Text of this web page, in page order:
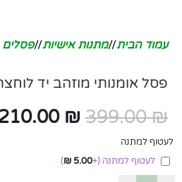
עמוד הבית/ מתנות אישיות/ פסלים
פסל אומנותי מוזהב יד
399.00₪
₪
לעטוף למתנה
לעטוף למתנה (+
5.00
₪
)